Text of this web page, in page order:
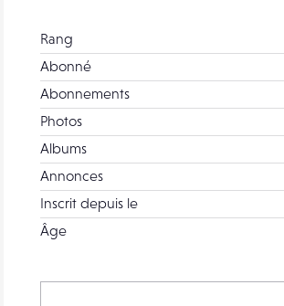
Rang
Abonné
Abonnements
Photos
Albums
Annonces
Inscrit depuis le
Âge